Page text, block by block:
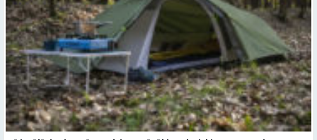
Kā izvēlēties izturīgu telti? Svarīgākie tehniskie parametri un
salīdzinājums